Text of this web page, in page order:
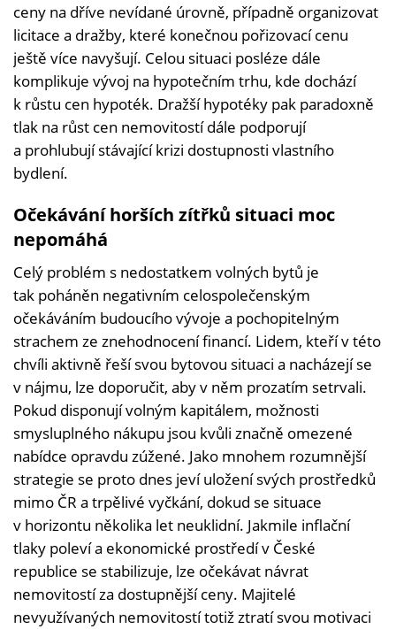
ceny na dříve nevídané úrovně, případně organizovat
licitace a dražby, které konečnou pořizovací cenu
ještě více navyšují. Celou situaci posléze dále
komplikuje vývoj na hypotečním trhu, kde dochází
k růstu cen hypoték. Dražší hypotéky pak paradoxně
tlak na růst cen nemovitostí dále podporují
a prohlubují stávající krizi dostupnosti vlastního
bydlení.
Očekávání horších zítřků situaci moc
nepomáhá
Celý problém s nedostatkem volných bytů je
tak poháněn negativním celospolečenským
očekáváním budoucího vývoje a pochopitelným
strachem ze znehodnocení financí. Lidem, kteří v této
chvíli aktivně řeší svou bytovou situaci a nacházejí se
v nájmu, lze doporučit, aby v něm prozatím setrvali.
Pokud disponují volným kapitálem, možnosti
smysluplného nákupu jsou kvůli značně omezené
nabídce opravdu zúžené. Jako mnohem rozumnější
strategie se proto dnes jeví uložení svých prostředků
mimo ČR a trpělivé vyčkání, dokud se situace
v horizontu několika let neuklidní. Jakmile inflační
tlaky poleví a ekonomické prostředí v České
republice se stabilizuje, lze očekávat návrat
nemovitostí za dostupnější ceny. Majitelé
nevyužívaných nemovitostí totiž ztratí svou motivaci